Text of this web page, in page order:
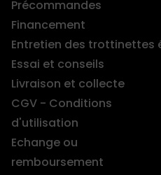
Précommandes
Financement
Entretien des trottinettes
Essai et conseils
Livraison et collecte
CGV - Conditions
d'utilisation
Echange ou
remboursement